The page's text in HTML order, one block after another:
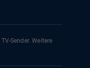
Sender. Weitere